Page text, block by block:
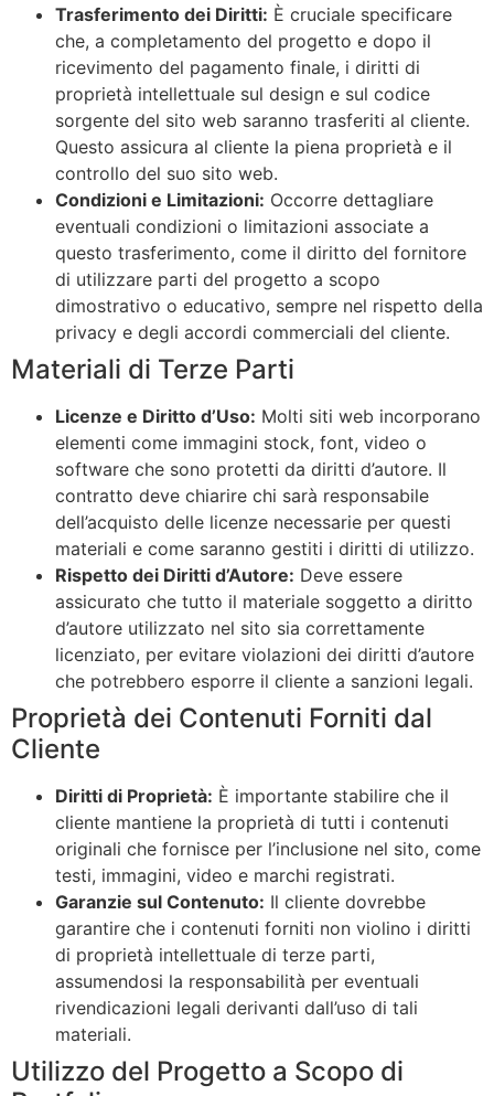
Trasferimento dei Diritti: È cruciale specificare
che, a completamento del progetto e dopo il
ricevimento del pagamento finale, i diritti di
proprietà intellettuale sul design e sul codice
sorgente del sito web saranno trasferiti al cliente.
Questo assicura al cliente la piena proprietà e il
controllo del suo sito web.
Condizioni e Limitazioni: Occorre dettagliare
eventuali condizioni o limitazioni associate a
questo trasferimento, come il diritto del fornitore
di utilizzare parti del progetto a scopo
dimostrativo o educativo, sempre nel rispetto della
privacy e degli accordi commerciali del cliente.
Materiali di Terze Parti
Licenze e Diritto d’Uso: Molti siti web incorporano
elementi come immagini stock, font, video o
software che sono protetti da diritti d’autore. Il
contratto deve chiarire chi sarà responsabile
dell’acquisto delle licenze necessarie per questi
materiali e come saranno gestiti i diritti di utilizzo.
Rispetto dei Diritti d’Autore: Deve essere
assicurato che tutto il materiale soggetto a diritto
d’autore utilizzato nel sito sia correttamente
licenziato, per evitare violazioni dei diritti d’autore
che potrebbero esporre il cliente a sanzioni legali.
Proprietà dei Contenuti Forniti dal
Cliente
Diritti di Proprietà: È importante stabilire che il
cliente mantiene la proprietà di tutti i contenuti
originali che fornisce per l’inclusione nel sito, come
testi, immagini, video e marchi registrati.
Garanzie sul Contenuto: Il cliente dovrebbe
garantire che i contenuti forniti non violino i diritti
di proprietà intellettuale di terze parti,
assumendosi la responsabilità per eventuali
rivendicazioni legali derivanti dall’uso di tali
materiali.
Utilizzo del Progetto a Scopo di